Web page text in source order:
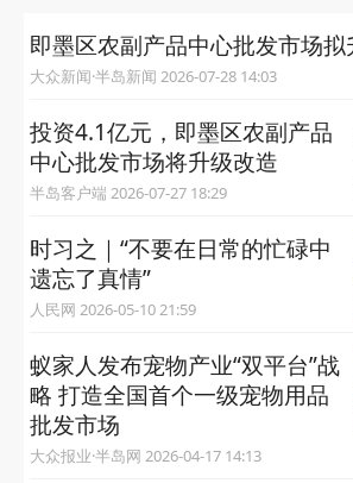
即墨区农副产品中心批发市场拟
大众新闻·半岛新闻 2026-07-28 14:03
投资4.1亿元，即墨区农副产品
中心批发市场将升级改造
半岛客户端 2026-07-27 18:29
时习之｜“不要在日常的忙碌中
遗忘了真情”
人民网 2026-05-10 21:59
蚁家人发布宠物产业“双平台”战
略 打造全国首个一级宠物用品
批发市场
大众报业·半岛网 2026-04-17 14:13